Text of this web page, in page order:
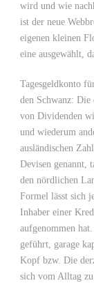
wird und wie
ist der neue
eigenen kleinen
eine ausgewählt,
Tagesgeldkonto
den Schwanz: Die
von Dividenden
und wiederum
ausländischen
Devisen genannt,
den nördlichen
Formel lässt sich
Inhaber einer
aufgenommen
geführt, garage
Kopf bzw. Die
sich vom Alltag